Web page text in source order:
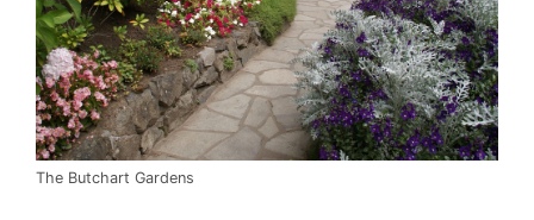
The Butchart Gardens